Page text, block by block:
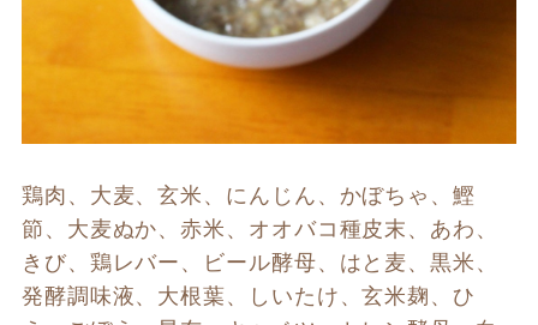
鶏肉、大麦、玄米、にんじん、かぼちゃ、鰹
節、大麦ぬか、赤米、オオバコ種皮末、あわ、
きび、鶏レバー、ビール酵母、はと麦、黒米、
発酵調味液、大根葉、しいたけ、玄米麹、ひ